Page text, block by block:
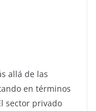
allá de las
en términos
sector privado